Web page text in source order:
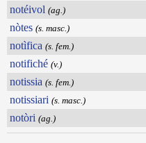
notéivol (ag.)
nòtes (s. masc.)
notìfica (s. fem.)
notifiché (v.)
notissia (s. fem.)
notissiari (s. masc.)
notòri (ag.)